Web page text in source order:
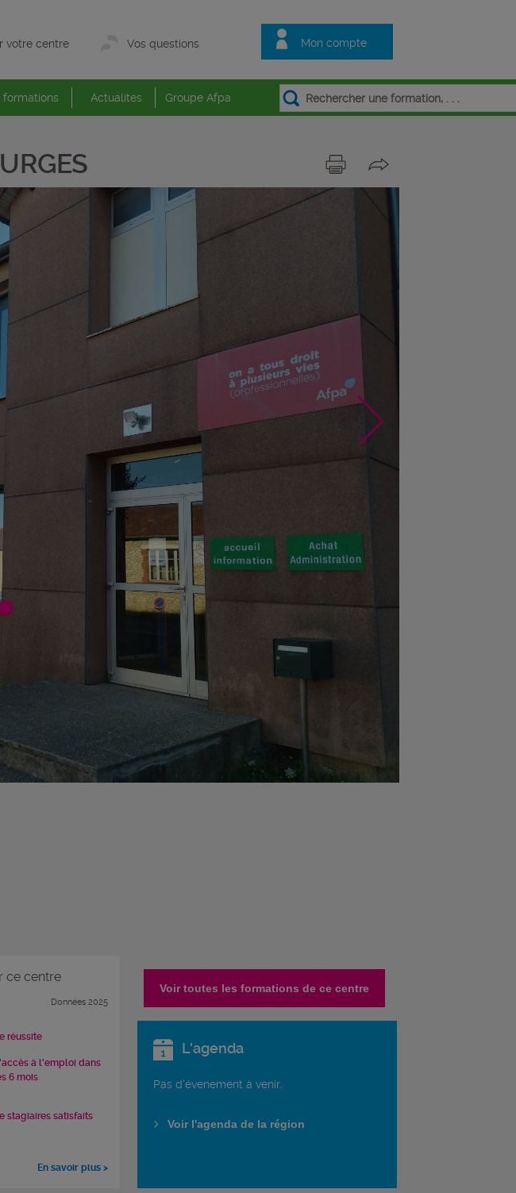
Mon compte
votre centre Vos questions
formations Actualités Groupe Afpa
ce centre
Données 2025
réussite
à l'emploi dans
6 mois
stagiaires satisfaits
En savoir plus >
Voir toutes les formations de ce centre
L'agenda
Pas d'évenement à venir.
Voir l'agenda de la région